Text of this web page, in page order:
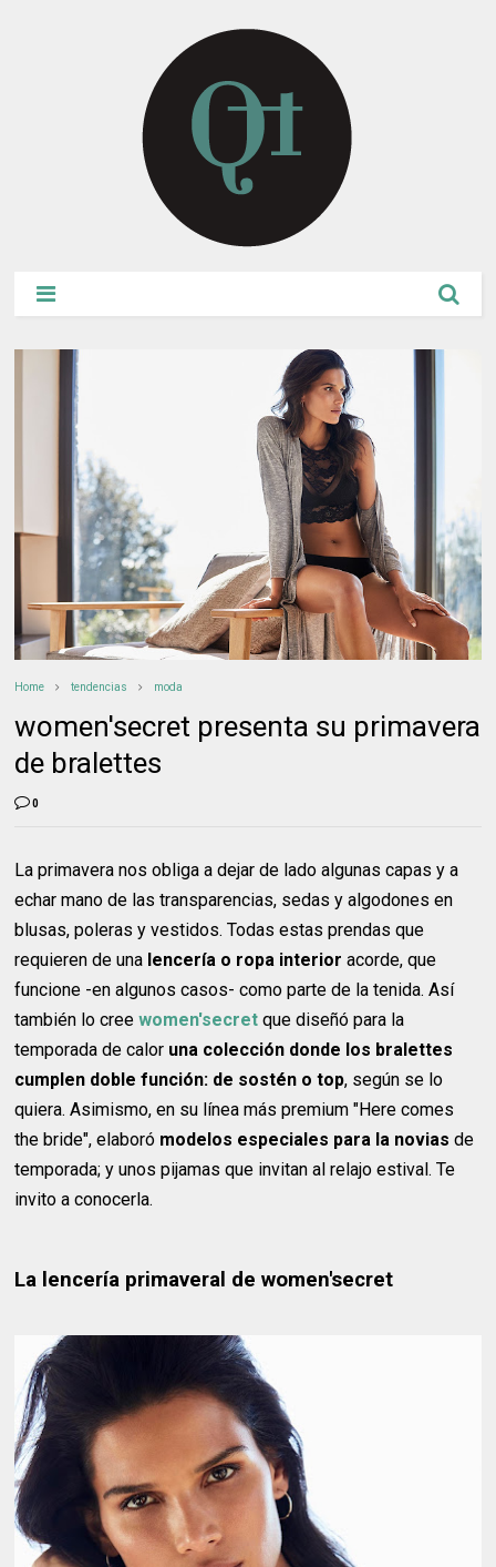
Home tendencias moda
women'secret presenta su primavera
de bralettes
0
La primavera nos obliga a dejar de lado algunas capas y a
echar mano de las transparencias, sedas y algodones en
blusas, poleras y vestidos. Todas estas prendas que
requieren de una lencería o ropa interior acorde, que
funcione -en algunos casos- como parte de la tenida. Así
también lo creewomen'secret que diseñó para la
temporada de calor una colección donde los bralettes
cumplen doble función: de sostén o top, según se lo
quiera. Asimismo, en su línea más premium "Here comes
the bride", elaboró modelos especiales para la novias de
temporada; y unos pijamas que invitan al relajo estival. Te
invito a conocerla.
La lencería primaveral de women'secret